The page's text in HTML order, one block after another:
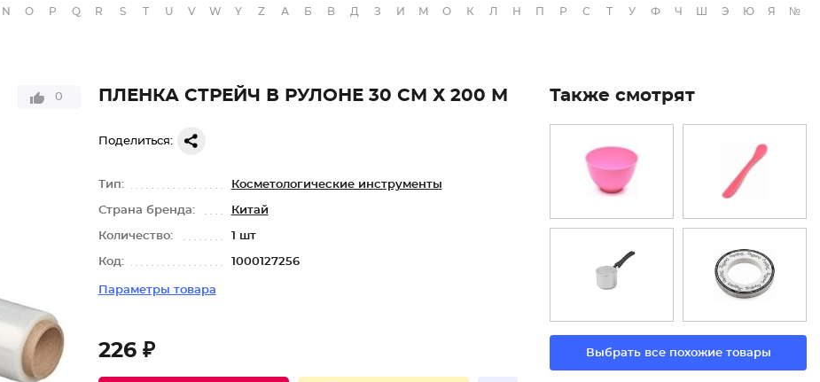
N O P Q R S T U V W Y Z А Б В Д З И М О К Л Н П Р С Т У Ф Ч Э Ю Я №
0 ПЛЕНКА СТРЕЙЧ В РУЛОНЕ 30 СМ Х 200 М
Поделиться:
Тип: Косметологические инструменты
Страна бренда: Китай
Количество: 1 шт
Код: 1000127256
Параметры товара
226 ₽
Также смотрят
Выбрать все похожие товары